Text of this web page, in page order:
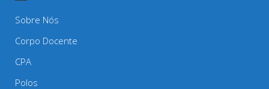
Sobre Nós
Corpo Docente
CPA
Polos